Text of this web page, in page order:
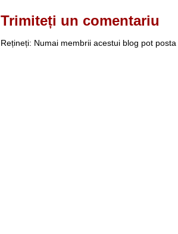
Trimiteți un comentariu
Rețineți: Numai membrii acestui blog pot posta